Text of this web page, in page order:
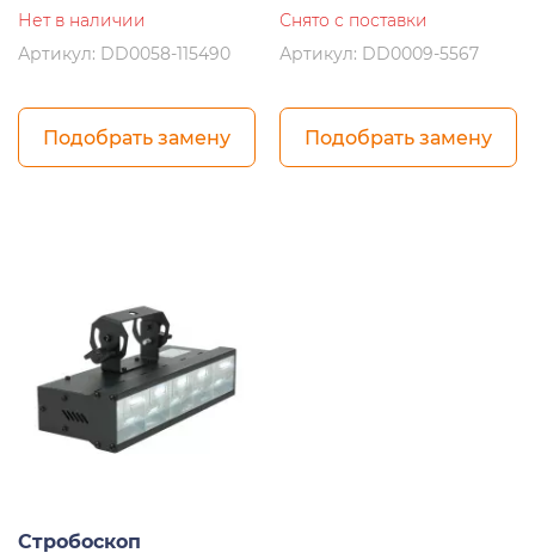
Нет в наличии
Артикул: DD0058-115490
Подобрать замену
Снято с поставки
Артикул: DD0009-5567
Подобрать замену
Стробоскоп